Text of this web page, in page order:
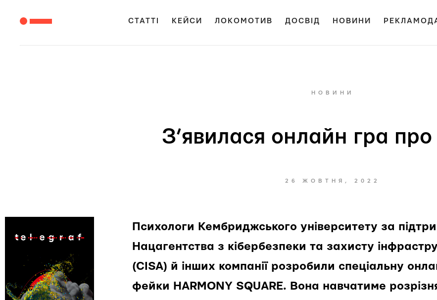
СТАТТІ КЕЙСИ ЛОКОМОТИВ ДОСВІД НОВИНИ
НОВИНИ
З’явилася онлайн гра
26 ЖОВТНЯ, 2022
Психологи Кембриджського університету за
Нацагентства з кібербезпеки та захисту
(CISA) й інших компанії розробили спеціальну
фейки HARMONY SQUARE. Вона навчатиме